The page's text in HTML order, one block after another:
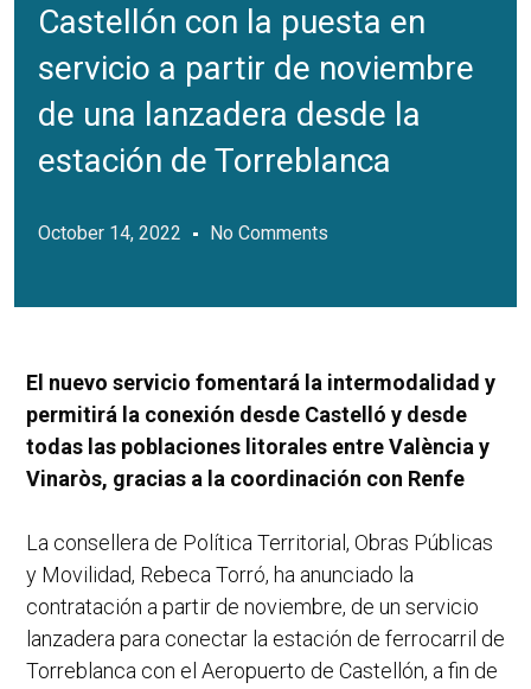
Castellón con la puesta en
servicio a partir de noviembre
de una lanzadera desde la
estación de Torreblanca
October 14, 2022 No Comments
El nuevo servicio fomentará la intermodalidad y
permitirá la conexión desde Castelló y desde
todas las poblaciones litorales entre València y
Vinaròs, gracias a la coordinación con Renfe
La consellera de Política Territorial, Obras Públicas
y Movilidad, Rebeca Torró, ha anunciado la
contratación a partir de noviembre, de un servicio
lanzadera para conectar la estación de ferrocarril de
Torreblanca con el Aeropuerto de Castellón, a fin de